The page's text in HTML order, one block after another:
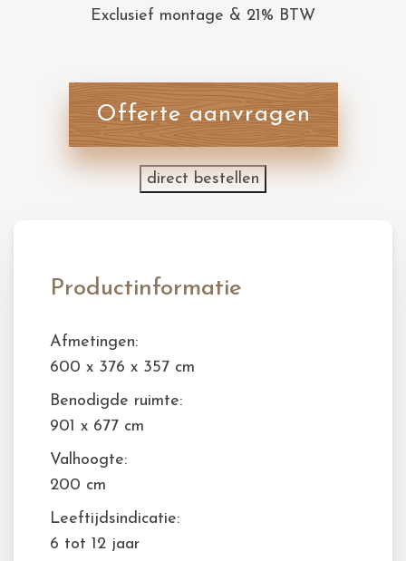
Exclusief montage & 21% BTW
Offerte aanvragen
direct bestellen
Productinformatie
Afmetingen:
600 x 376 x 357 cm
Benodigde ruimte:
901 x 677 cm
Valhoogte:
200 cm
Leeftijdsindicatie:
6 tot 12 jaar